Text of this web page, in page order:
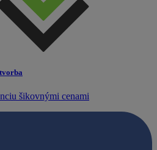
šikovnými cenami